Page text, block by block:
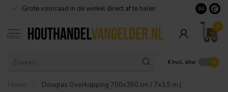
Grote voorraad in de winkel direct af te halen 8.4
MENU
0
€ Incl. btw
Home
Douglas Overkapping 700x350 cm / 7x3,5 m |